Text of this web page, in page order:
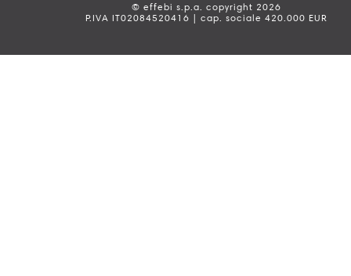
© effebi s.p.a. copyright 2026
P.IVA IT02084520416 | cap. sociale 420.000 EUR